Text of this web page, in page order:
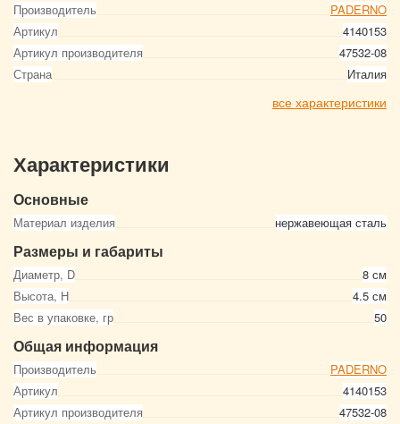
Производитель
PADERNO
Артикул
4140153
Артикул производителя
47532-08
Страна
Италия
все характеристики
Характеристики
Основные
Материал изделия нержавеющая сталь
Размеры и габариты
Диаметр, D
8 см
Высота, Н
4.5 см
Вес в упаковке, гр
50
Общая информация
Производитель
PADERNO
Артикул
4140153
Артикул производителя
47532-08